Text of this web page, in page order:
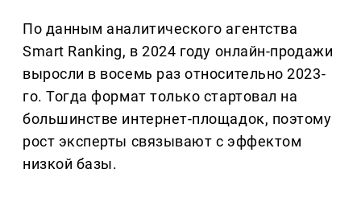
По данным аналитического агентства
Smart Ranking, в 2024 году онлайн-продажи
выросли в восемь раз относительно 2023-
го. Тогда формат только стартовал на
большинстве интернет-площадок, поэтому
рост эксперты связывают с эффектом
низкой базы.